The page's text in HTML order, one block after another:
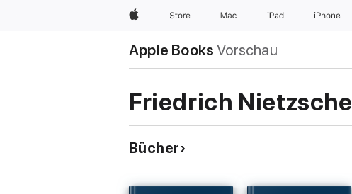
Apple Store Mac iPad iPhone
Apple Books Vorschau
Friedrich Nietzsche
Bücher